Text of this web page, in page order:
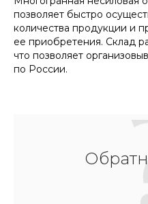
позволяет быстро
количества продукции и
ее приобретения. Склад
что позволяет
по России.